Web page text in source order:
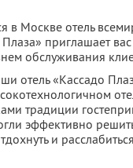
Москве отель
приглашает вас
обслуживания
отель «Кассадо
традиции
эффективно
и